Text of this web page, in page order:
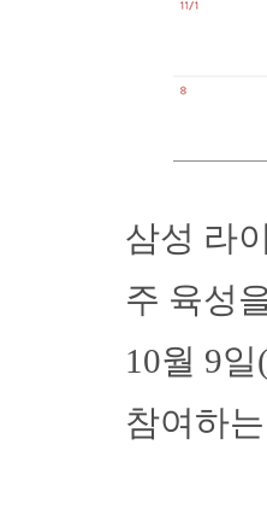
삼성 라
주 육성
10월 9
참여하